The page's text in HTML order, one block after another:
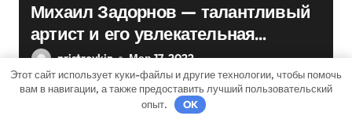
п
и
с
Михаил Задорнов — талантливый
артист и его увлекательная
биография — выдающиеся
достижения, известность и
интересные факты из личной
pristroykin_ Мар 17, 2022
Этот сайт использует куки-файлы и другие технологии, чтобы помочь
вам в навигации, а также предоставить лучший пользовательский
опыт.
OK